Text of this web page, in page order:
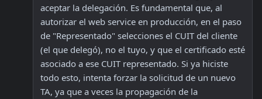
aceptar la delegación. Es fundamental que, al
autorizar el web service en producción, en el paso
de "Representado" selecciones el CUIT del cliente
(el que delegó), no el tuyo, y que el certificado esté
asociado a ese CUIT representado. Si ya hiciste
todo esto, intenta forzar la solicitud de un nuevo
TA, ya que a veces la propagación de la